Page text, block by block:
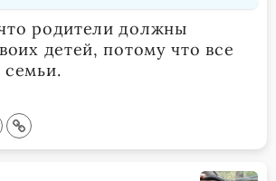
родители должны
детей, потому что все
семьи.